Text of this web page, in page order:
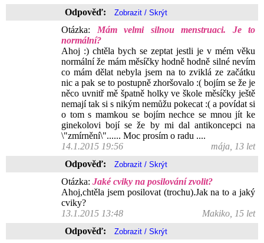
Odpověď:
Otázka: Mám velmi silnou menstruaci. Je to
normální?
Ahoj :) chtěla bych se zeptat jestli je v mém věku
normální že mám měsíčky hodně hodně silné nevím
co mám dělat nebyla jsem na to zviklá ze začátku
nic a pak se to postupně zhoršovalo :( bojím se že je
něco uvnitř mě špatně holky ve škole měsíčky ještě
nemají tak si s nikým nemůžu pokecat :( a povídat si
o tom s mamkou se bojím nechce se mnou jít ke
ginekolovi bojí se že by mi dal antikoncepci na
\"zmírnění\"...... Moc prosím o radu ....
14.1.2015 19:56
mája, 13 let
Odpověď:
Otázka: Jaké cviky na posilování zvolit?
Ahoj,chtěla jsem posilovat (trochu).Jak na to a jaký
cviky?
13.1.2015 13:48
Makiko, 15 let
Odpověď: